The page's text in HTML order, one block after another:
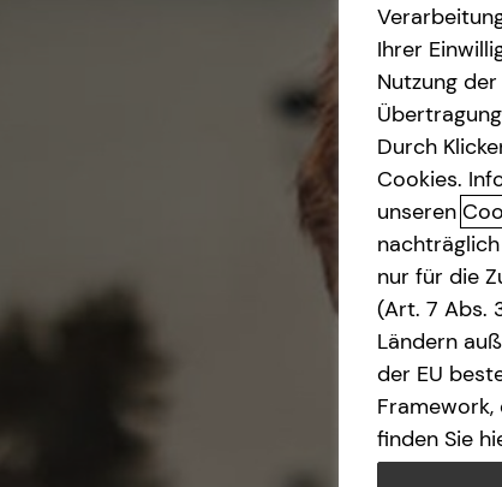
Spezialisten-Netzwerk
Private Krankenvorsorge
Immobilienfinanzierung
Betriebliche Altersvorsorge
Investment
Ihrer
Nutzung
Durch
Cookies.
unseren
nur für die
(Art. 7 Abs.
Ländern
der EU
finden Sie